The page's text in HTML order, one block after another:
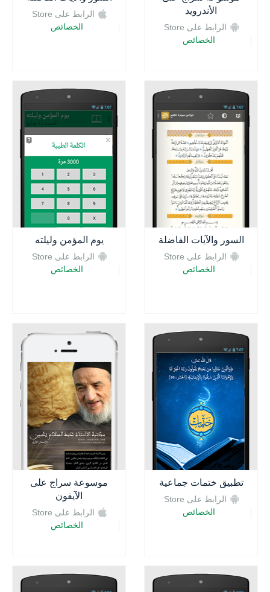
الرابط على Store
الخصائص
الأندرويد
الرابط على Store
الخصائص
يوم المؤمن وليلته
الرابط على Store
الخصائص
السور والآيات الفاضلة
الرابط على Store
الخصائص
موسوعة سراج على
الآيفون
الرابط على Store
الخصائص
تطبيق ختمات جماعية
الرابط على Store
الخصائص